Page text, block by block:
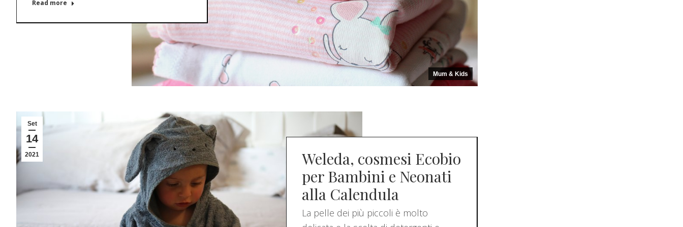
Mum & Kids
Read more
Set
14
2021
Weleda, cosmesi Ecobio
per Bambini e Neonati
alla Calendula
La pelle dei più piccoli è molto